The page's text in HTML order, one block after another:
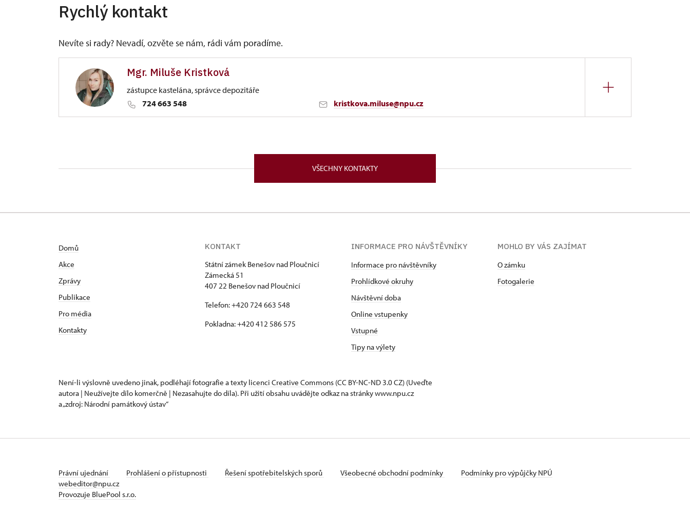
Rychlý kontakt
Nevíte si rady? Nevadí, ozvěte se nám, rádi vám poradíme.
Mgr. Miluše Kristková
zástupce kastelána, správce depozitáře
724 663 548
kristkova.miluse@npu.cz
VŠECHNY KONTAKTY
Domů
Akce
Zprávy
Publikace
Pro média
Kontakty
KONTAKT
Státní zámek Benešov nad Ploučnicí
Zámecká 51
407 22 Benešov nad Ploučnicí
Telefon: +420 724 663 548
Pokladna: +420 412 586 575
INFORMACE PRO NÁVŠTĚVNÍKY
Informace pro návštěvníky
Prohlídkové okruhy
Návštěvní doba
Online vstupenky
Vstupné
Tipy na výlety
MOHLO BY VÁS ZAJÍMAT
O zámku
Fotogalerie
Není-li výslovně uvedeno jinak, podléhají fotografie a texty licenci Creative Commons (CC BY-NC-ND 3.0 CZ) (Uveďte
autora | Neužívejte dílo komerčně | Nezasahujte do díla). Při užití obsahu uvádějte odkaz na stránky www.npu.cz
a „zdroj: Národní památkový ústav“
Právní ujednání Prohlášení o přístupnosti Řešení spotřebitelských sporů Všeobecné obchodní podmínky
Podmínky pro výpůjčky NPÚ
webeditor@npu.cz
Provozuje BluePool s.r.o.